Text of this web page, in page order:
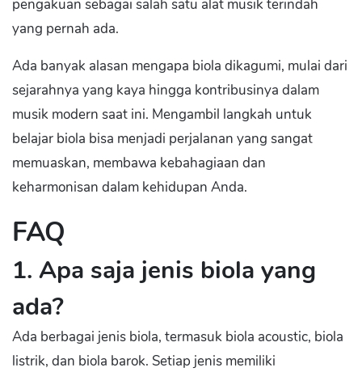
pengakuan sebagai salah satu alat musik terindah
yang pernah ada.
Ada banyak alasan mengapa biola dikagumi, mulai dari
sejarahnya yang kaya hingga kontribusinya dalam
musik modern saat ini. Mengambil langkah untuk
belajar biola bisa menjadi perjalanan yang sangat
memuaskan, membawa kebahagiaan dan
keharmonisan dalam kehidupan Anda.
FAQ
1. Apa saja jenis biola yang
ada?
Ada berbagai jenis biola, termasuk biola acoustic, biola
listrik, dan biola barok. Setiap jenis memiliki